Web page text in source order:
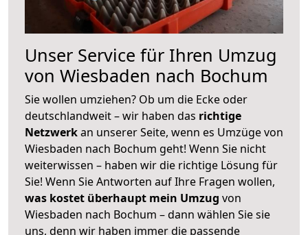
Unser Service für Ihren Umzug
von Wiesbaden nach Bochum
Sie wollen umziehen? Ob um die Ecke oder
deutschlandweit – wir haben das richtige
Netzwerkan unserer Seite, wenn es Umzüge von
Wiesbaden nach Bochum geht! Wenn Sie nicht
weiterwissen – haben wir die richtige Lösung für
Sie! Wenn Sie Antworten auf Ihre Fragen wollen,
was kostet überhaupt mein Umzug von
Wiesbaden nach Bochum – dann wählen Sie sie
uns, denn wir haben immer die passende